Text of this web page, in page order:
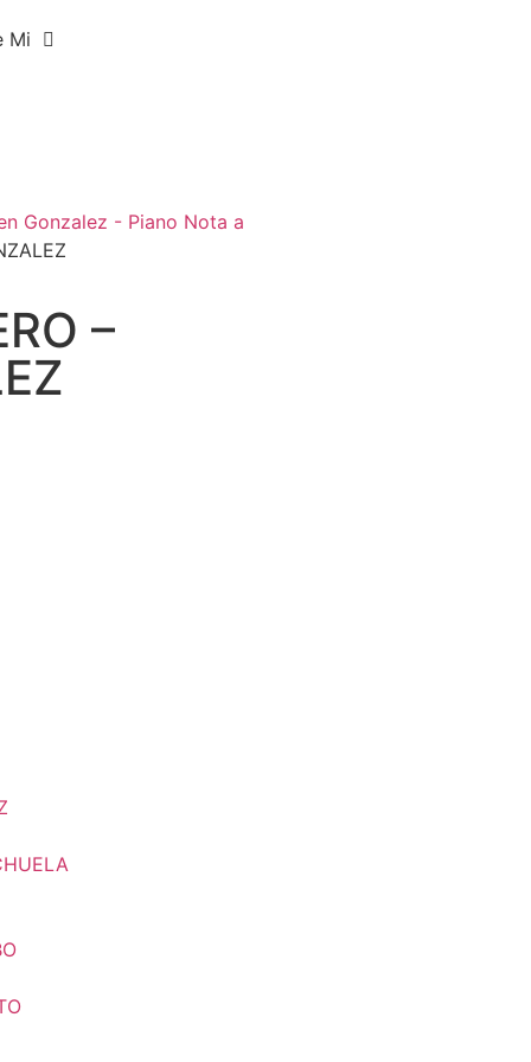
Mi
Gonzalez - Piano Nota a
–